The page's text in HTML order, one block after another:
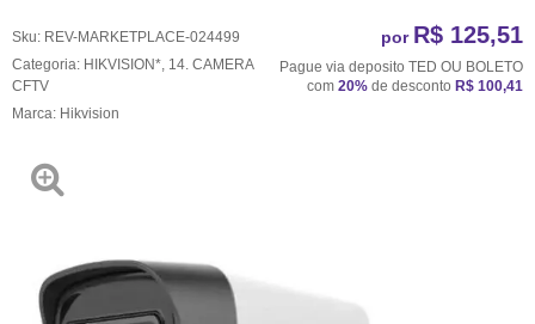
Sku: REV-MARKETPLACE-024499
Categoria: HIKVISION* 14. CAMERA
CFTV
Marca: Hikvision
por R$ 125,51
Pague via deposito TED OU BOLETO
com 20% de desconto R$ 100,41